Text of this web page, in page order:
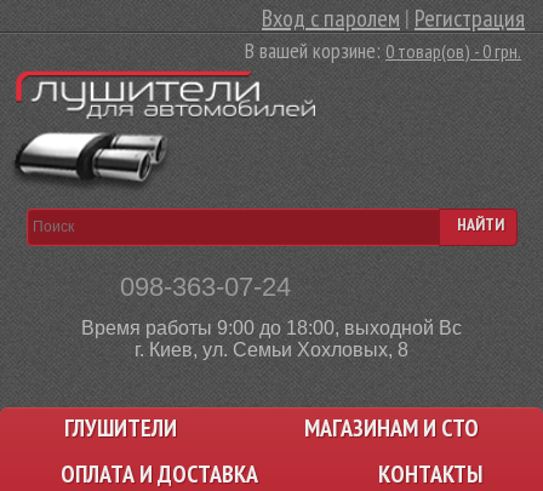
Вход с паролем |Регистрация
В вашей корзине:0 товар(ов) - 0 грн.
098-363-07-24
Время работы 9:00 до 18:00, выходной Вс
г. Киев, ул. Семьи Хохловых, 8
НАЙТИ
ГЛУШИТЕЛИ
МАГАЗИНАМ И СТО
ОПЛАТА И ДОСТАВКА
КОНТАКТЫ